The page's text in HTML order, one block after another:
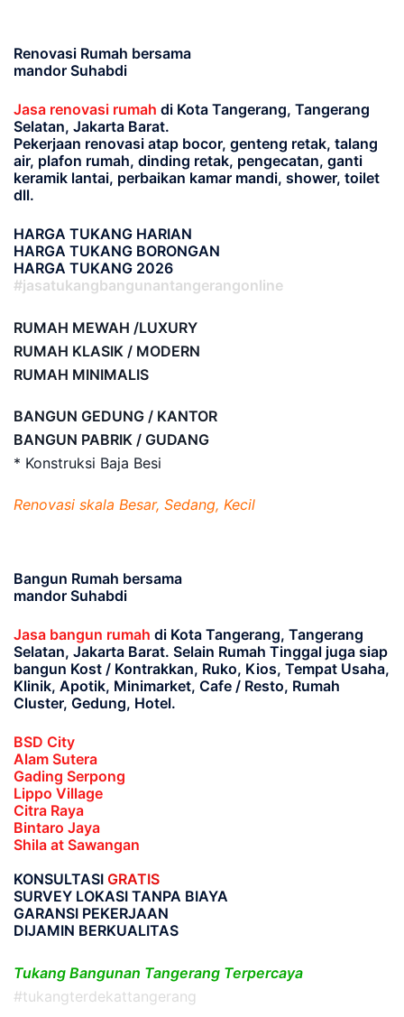
Renovasi Rumah bersama
mandor Suhabdi
Jasa renovasi rumah di Kota Tangerang, Tangerang
Selatan, Jakarta Barat.
Pekerjaan renovasi atap bocor, genteng retak, talang
air, plafon rumah, dinding retak, pengecatan, ganti
keramik lantai, perbaikan kamar mandi, shower, toilet
dll.
HARGA TUKANG HARIAN
HARGA TUKANG BORONGAN
HARGA TUKANG 2026
#jasatukangbangunantangerangonline
RUMAH MEWAH /LUXURY
RUMAH KLASIK / MODERN
RUMAH MINIMALIS
BANGUN GEDUNG / KANTOR
BANGUN PABRIK / GUDANG
* Konstruksi Baja Besi
Renovasi skala Besar, Sedang, Kecil
Bangun Rumah bersama
mandor Suhabdi
Jasa bangun rumah di Kota Tangerang, Tangerang
Selatan, Jakarta Barat. Selain Rumah Tinggal juga siap
bangun Kost / Kontrakkan, Ruko, Kios, Tempat Usaha,
Klinik, Apotik, Minimarket, Cafe / Resto, Rumah
Cluster, Gedung, Hotel.
BSD City
Alam Sutera
Gading Serpong
Lippo Village
Citra Raya
Bintaro Jaya
Shila at Sawangan
KONSULTASI GRATIS
SURVEY LOKASI TANPA BIAYA
GARANSI PEKERJAAN
DIJAMIN BERKUALITAS
Tukang Bangunan Tangerang Terpercaya
#tukangterdekattangerang